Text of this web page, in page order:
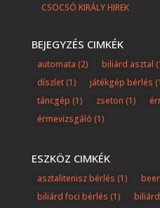
CSOCSÓ KIRÁLY HIREK
BEJEGYZÉS CIMKÉK
automata (2) biliárd asztal
díszlet(1) játékgép bérlés
táncgép (1) zseton (1)
érmevizsgáló (1)
ESZKÖZ CIMKÉK
asztalitenisz bérlés (1)
biliárd foci bérlés (1)